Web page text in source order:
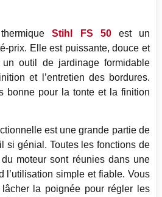
thermiqueStihl FS 50est un
prix. Elle est puissante, douce et
outil de jardinage formidable
et l’entretien des bordures.
bonne pour la tonte et la finition
est une grande partie de
si génial. Toutes les fonctions de
moteur sont réunies dans une
l’utilisation simple et fiable. Vous
lâcher la poignée pour régler les